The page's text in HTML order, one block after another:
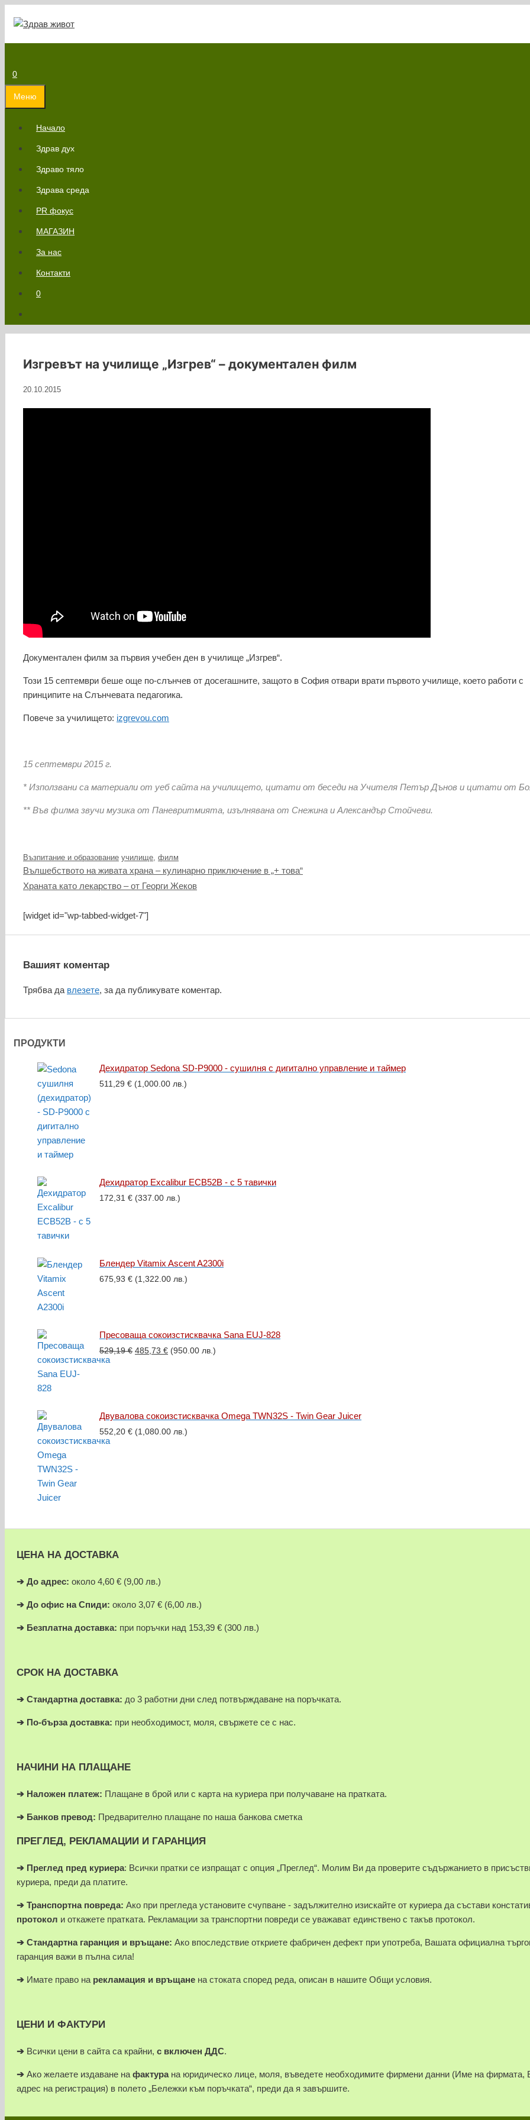
съдържанието
0
Меню
Начало
Здрав дух
Здраво тяло
Здрава среда
PR фокус
МАГАЗИН
За нас
Контакти
0
Изгревът на училище „Изгрев“ – документален филм
20.10.2015
Документален филм за първия учебен ден в училище „Изгрев“.
Този 15 септември беше още по-слънчев от досегашните, защото в София отвари врати първото училище, което работи с
принципите на Слънчевата педагогика.
Повече за училището: izgrevou.com
15 септември 2015 г.
* Използвани са материали от уеб сайта на училището, цитати от беседи на Учителя Петър Дънов и цитати от
** Във филма звучи музика от Паневритмията, изълнявана от Снежина и Александър Стойчеви.
Категории
Възпитание и образование Етикети
училище, филм
Вълшебството на живата храна – кулинарно приключение в „+ това“
Храната като лекарство – от Георги Жеков
[widget id="wp-tabbed-widget-7"]
Вашият коментар
Трябва да влезете, за да публикувате коментар.
ПРОДУКТИ
Дехидратор Sedona SD-P9000 - сушилня с дигитално управление и таймер
511,29 € (1,000.00 лв.)
Дехидратор Excalibur ECB52B - с 5 тавички
172,31 € (337.00 лв.)
Блендер Vitamix Ascent A2300i
675,93 € (1,322.00 лв.)
Пресоваща сокоизстисквачка Sana EUJ-828
529,19€ Original
485,73 €Текущата
(950.00 лв.)
Двувалова сокоизстисквачка Omega TWN32S - Twin Gear Juicer
552,20 € (1,080.00 лв.)
ЦЕНА НА ДОСТАВКА
➔ До адрес: около 4,60 € (9,00 лв.)
➔ До офис на Спиди: около 3,07 € (6,00 лв.)
➔ Безплатна доставка: при поръчки над 153,39 € (300 лв.)
СРОК НА ДОСТАВКА
➔ Стандартна доставка: до 3 работни дни след потвърждаване на поръчката.
➔ По-бърза доставка: при необходимост, моля, свържете се с нас.
НАЧИНИ НА ПЛАЩАНЕ
➔ Наложен платеж: Плащане в брой или с карта на куриера при получаване на пратката.
➔ Банков превод: Предварително плащане по наша банкова сметка
ПРЕГЛЕД, РЕКЛАМАЦИИ И ГАРАНЦИЯ
➔ Преглед пред куриера: Всички пратки се изпращат с опция „Преглед“. Молим Ви да проверите съдържанието в
куриера, преди да платите.
➔ Транспортна повреда: Ако при прегледа установите счупване - задължително изискайте от куриера да състави
протокол и откажете пратката. Рекламации за транспортни повреди се уважават единствено с такъв протокол.
➔ Стандартна гаранция и връщане: Ако впоследствие откриете фабричен дефект при употреба, Вашата официална
гаранция важи в пълна сила!
➔ Имате право на рекламация и връщане на стоката според реда, описан в нашите Общи условия.
ЦЕНИ И ФАКТУРИ
➔ Всички цени в сайта са крайни, с включен ДДС.
➔ Ако желаете издаване на фактура на юридическо лице, моля, въведете необходимите фирмени данни (Име на фирмата,
адрес на регистрация) в полето „Бележки към поръчката“, преди да я завършите.